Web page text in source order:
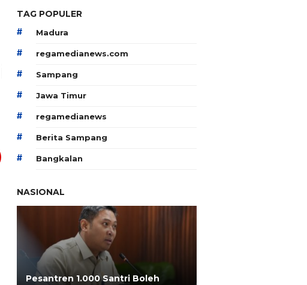
TAG POPULER
# Madura
# regamedianews.com
# Sampang
# Jawa Timur
# regamedianews
# Berita Sampang
# Bangkalan
NASIONAL
Pesantren 1.000 Santri Boleh